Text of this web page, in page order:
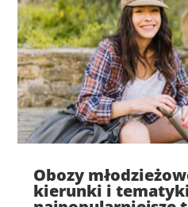
Obozy
kierunki i